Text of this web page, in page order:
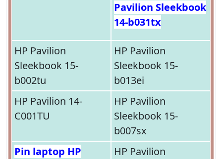
Pavilion Sleekbook
14-b031tx
HP Pavilion
Sleekbook 15-
b002tu
HP Pavilion
Sleekbook 15-
b013ei
HP Pavilion 14-
C001TU
HP Pavilion
Sleekbook 15-
b007sx
Pin laptop HP
HP Pavilion